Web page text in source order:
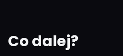
Co dalej?